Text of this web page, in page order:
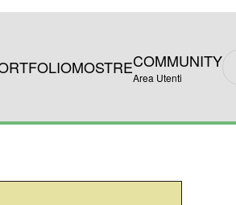
MOSTRECOMMUNITY
Area Utenti